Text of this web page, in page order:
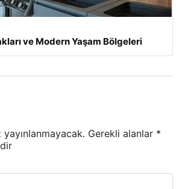
ve Modern Yaşam Bölgeleri
Gerekli alanlar *